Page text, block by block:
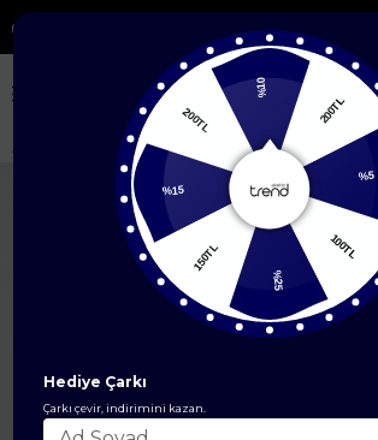
Sezon Ürünlerde %50'ye Varan İndirim
ÜST GİYİM İkili Takım
200TL
100TL
150TL
200TL
Hediye Çarkı
Çarkı çevir, indirimini kazan.